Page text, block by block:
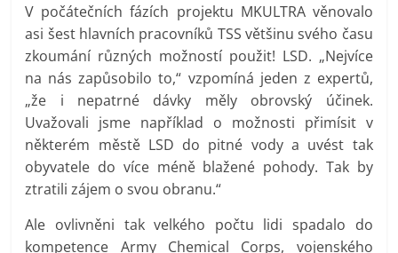
V počátečních fázích projektu MKULTRA věnovalo
asi šest hlavních pracovníků TSS většinu svého času
zkoumání různých možností použit! LSD. „Nejvíce
na nás zapůsobilo to,“ vzpomíná jeden z expertů,
„že i nepatrné dávky měly obrovský účinek.
Uvažovali jsme například o možnosti přimísit v
některém městě LSD do pitné vody a uvést tak
obyvatele do více méně blažené pohody. Tak by
ztratili zájem o svou obranu.“
Ale ovlivněni tak velkého počtu lidi spadalo do
kompetence Army Chemical Corps, vojenského